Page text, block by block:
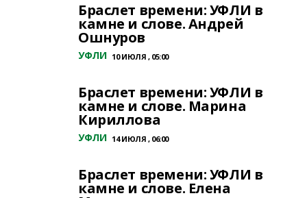
Браслет времени: УФЛИ в
камне и слове. Андрей
Ошнуров
УФЛИ 10 ИЮЛЯ , 05:00
Браслет времени: УФЛИ в
камне и слове. Марина
Кириллова
УФЛИ 14 ИЮЛЯ , 06:00
Браслет времени: УФЛИ в
камне и слове. Елена